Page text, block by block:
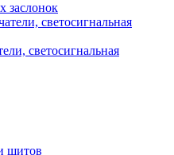
заслонок
светосигнальная